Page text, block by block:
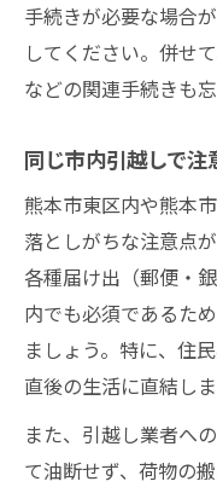
手続きが必要な場合
してください。併せ
などの関連手続きも
同じ市内引越しで
熊本市東区内や熊本
落としがちな注意点
各種届け出（郵便・
内でも必須であるた
ましょう。特に、住
直後の生活に直結しま
また、引越し業者へ
て油断せず、荷物の